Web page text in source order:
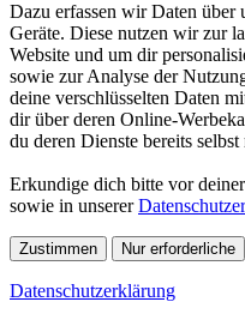
Dazu erfassen wir Daten über
Geräte. Diese nutzen wir zur
Website und um dir
sowie zur Analyse der
deine verschlüsselten Daten
dir über deren Online-
du deren Dienste bereits selbst
Erkundige dich bitte vor
sowie in unserer
Zustimmen Nur erforderliche
Datenschutzerklärung